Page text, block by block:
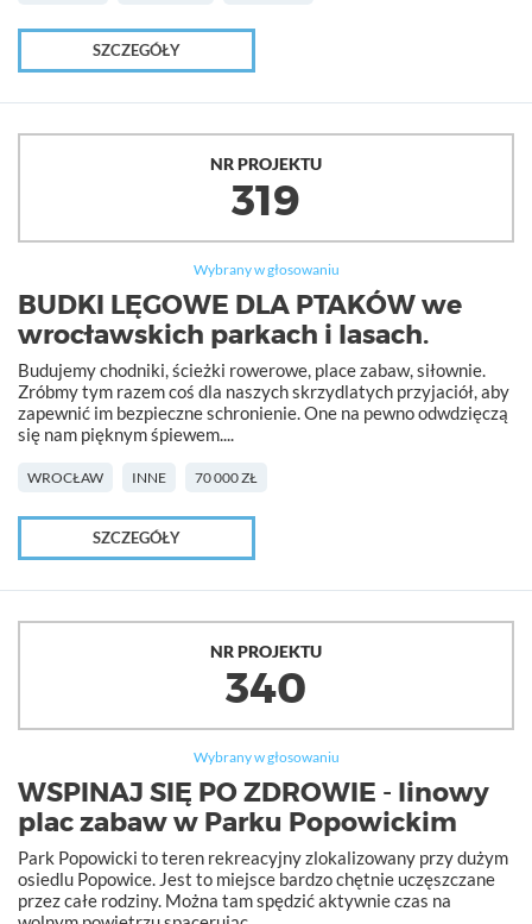
SZCZEGÓŁY
NR PROJEKTU
319
Wybrany w głosowaniu
BUDKI LĘGOWE DLA PTAKÓW we
wrocławskich parkach i lasach.
Budujemy chodniki, ścieżki rowerowe, place zabaw, siłownie.
Zróbmy tym razem coś dla naszych skrzydlatych przyjaciół, aby
zapewnić im bezpieczne schronienie. One na pewno odwdzięczą
się nam pięknym śpiewem....
WROCŁAW INNE 70 000 ZŁ
SZCZEGÓŁY
NR PROJEKTU
340
Wybrany w głosowaniu
WSPINAJ SIĘ PO ZDROWIE - linowy
plac zabaw w Parku Popowickim
Park Popowicki to teren rekreacyjny zlokalizowany przy dużym
osiedlu Popowice. Jest to miejsce bardzo chętnie uczęszczane
przez całe rodziny. Można tam spędzić aktywnie czas na